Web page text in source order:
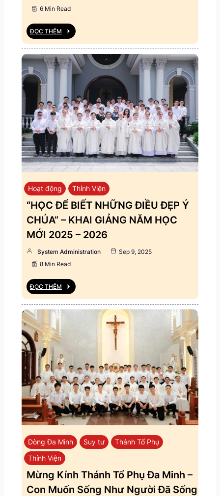
6 Min Read
ĐỌC THÊM
Hoạt động Thỉnh Viện
“HỌC ĐỂ BIẾT NHỮNG ĐIỀU ĐẸP Ý
CHÚA” – KHAI GIẢNG NĂM HỌC
MỚI 2025 – 2026
System Administration
Sep 9, 2025
8 Min Read
ĐỌC THÊM
Dòng Đa Minh Suy tư
Thánh Tổ Phụ
Thỉnh Viện
Mừng Kính Thánh Tổ Phụ Đa Minh –
Con Muốn Sống Như Người Đã Sống